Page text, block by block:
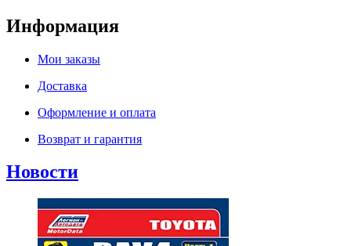
Информация
Мои заказы
Доставка
Оформление и оплата
Возврат и гарантия
Новости